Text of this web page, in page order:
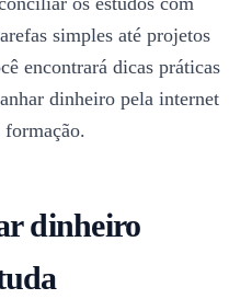
simples até projetos
encontrará dicas práticas
dinheiro pela internet
formação.
dinheiro